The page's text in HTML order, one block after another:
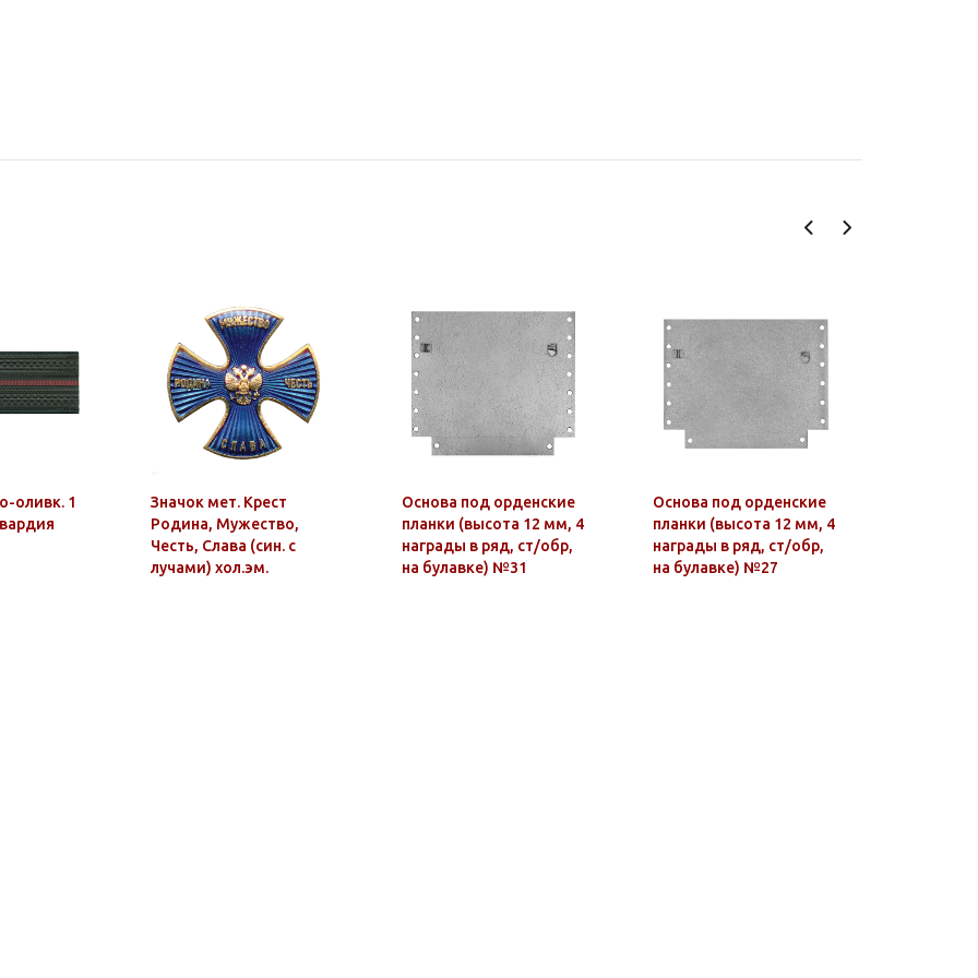
оливк. 1
Значок мет. Крест
Родина, Мужество,
Честь, Слава (син. с
лучами) хол.эм.
Основа под орденские
планки (высота 12 мм, 4
награды в ряд, ст/обр,
на булавке) №31
Основа под орденские
планки (высота 12 мм, 4
награды в ряд, ст/обр,
на булавке) №27